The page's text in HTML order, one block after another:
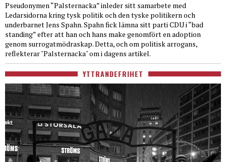
Pseudonymen “Palsternacka” inleder sitt samarbete med
Ledarsidorna kring tysk politik och den tyske politikern och
underbarnet Jens Spahn. Spahn fick lämna sitt parti CDU i “bad
standing” efter att han och hans make genomfört en adoption
genom surrogatmödraskap. Detta, och om politisk arrogans,
reflekterar "Palsternacka" om i dagens artikel.
YTTRANDEFRIHET